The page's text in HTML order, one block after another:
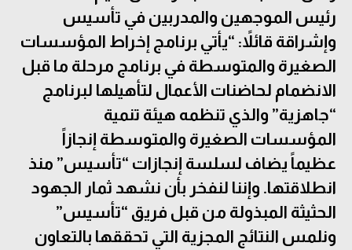
رئيس الموجهين والمدربين في تأسيس
وإشراقة قائلاً: “يأتي برنامج إخراط المؤسسات
الصغيرة والمتوسطة في برنامج مرحلة ما قبل
الانضمام لحاضنات الأعمال لتأهيلها لبرنامج
“جاهزية” والذي تنظمه هيئة تنمية
المؤسسات الصغيرة والمتوسطة إنجازاً
عظيماً يضاف لسلسة إنجازات “تأسيس” منذ
انطلاقتها. وإننا لنفخر بأن نشهد ثمار الجهود
الحثيثة المبذولة من قبل فريق “تأسيس”
ونلمس النتائج المجزية التي تحققها بالتعاون